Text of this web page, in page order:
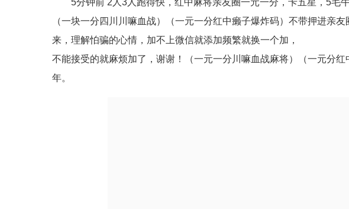
5分钟前 2人3人跑得快，红中麻将亲友圈一元一分，卡五星，5毛
（一块一分四川川嘛血战）（一元一分红中癞子爆炸码）不带押进亲
来，理解怕骗的心情，加不上微信就添加频繁就换一个加，
不能接受的就麻烦加了，谢谢！（一元一分川嘛血战麻将）（一元分
年。